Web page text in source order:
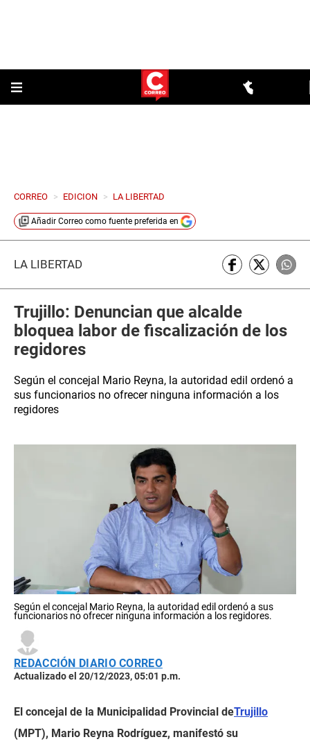
CORREO > EDICION > LA LIBERTAD
Añadir Correo como fuente preferida en
LA LIBERTAD
Trujillo: Denuncian que alcalde
bloquea labor de fiscalización de los
regidores
Según el concejal Mario Reyna, la autoridad edil ordenó a
sus funcionarios no ofrecer ninguna información a los
regidores
Según el concejal Mario Reyna, la autoridad edil ordenó a sus
funcionarios no ofrecer ninguna información a los regidores.
REDACCIÓN DIARIO CORREO
Actualizado el 20/12/2023, 05:01 p.m.
El concejal de la Municipalidad Provincial deTrujillo
(MPT), Mario Reyna Rodríguez, manifestó su